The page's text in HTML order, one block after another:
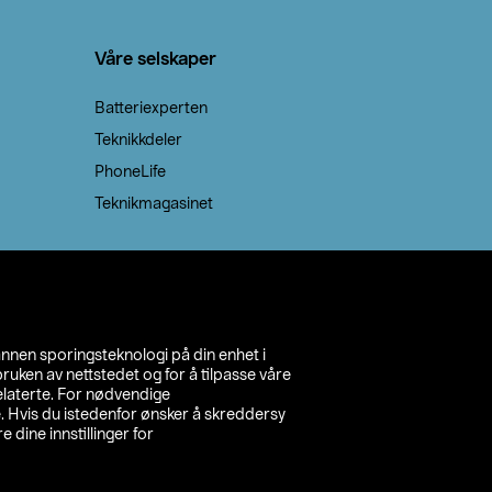
sporingsteknologi på din enhet i
av nettstedet og for å tilpasse våre
For nødvendige
Hvis du istedenfor ønsker å skreddersy
dine innstillinger for
Våre selskaper
Batteriexperten
Teknikkdeler
PhoneLife
Teknikmagasinet